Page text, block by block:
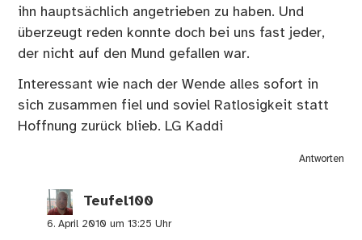
ihn hauptsächlich angetrieben zu haben. Und
überzeugt reden konnte doch bei uns fast jeder,
der nicht auf den Mund gefallen war.
Interessant wie nach der Wende alles sofort in
sich zusammen fiel und soviel Ratlosigkeit statt
Hoffnung zurück blieb. LG Kaddi
Antworten
Teufel100
6. April 2010 um 13:25 Uhr